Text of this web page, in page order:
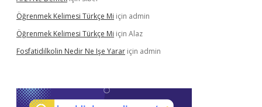
Öğrenmek Kelimesi Türkçe Mi için admin
Öğrenmek Kelimesi Türkçe Mi için Alaz
Fosfatidilkolin Nedir Ne Işe Yarar için admin